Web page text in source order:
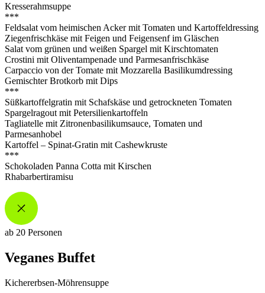
Kresserahmsuppe
***
Feldsalat vom heimischen Acker mit Tomaten und Kartoffeldressing
Ziegenfrischkäse mit Feigen und Feigensenf im Gläschen
Salat vom grünen und weißen Spargel mit Kirschtomaten
Crostini mit Oliventampenade und Parmesanfrischkäse
Carpaccio von der Tomate mit Mozzarella Basilikumdressing
GemischterBrotkorb mit Dips
***
Süßkartoffelgratin mit Schafskäse und getrockneten Tomaten
Spargelragout mit Petersilienkartoffeln
Tagliatelle mit Zitronenbasilikumsauce, Tomaten und
Parmesanhobel
Kartoffel – Spinat-Gratin mit Cashewkruste
***
Schokoladen Panna Cotta mit Kirschen
Rhabarbertiramisu
ab 20 Personen
Veganes Buffet
Kichererbsen-Möhrensuppe